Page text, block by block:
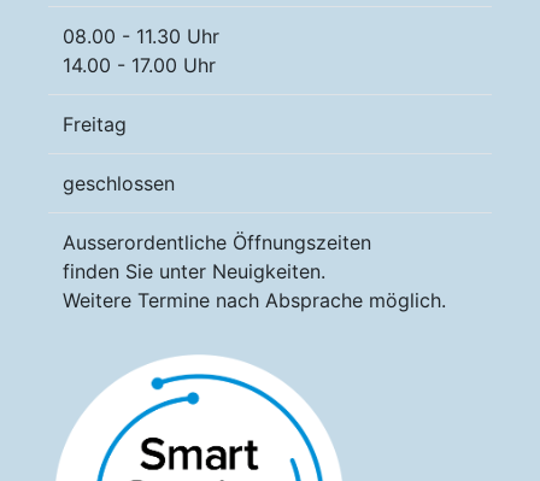
08.00 - 11.30 Uhr
14.00 - 17.00 Uhr
Freitag
geschlossen
Ausserordentliche Öffnungszeiten
finden Sie unter Neuigkeiten.
Weitere Termine nach Absprache möglich.